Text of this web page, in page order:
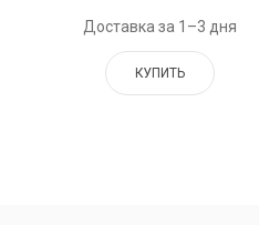
Доставка за 1–3 дня
КУПИТЬ